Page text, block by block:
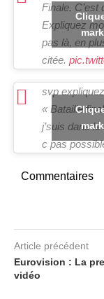
Finale. C’est
Expliquez
pas là, en
citée.
svp
« Bataille
j’suis dans le
c pas
Commentaires
Article précédent
Eurovision : La
vidéo